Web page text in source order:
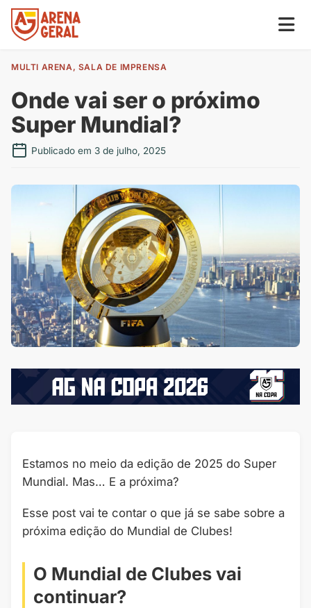
MULTI ARENA , SALA DE IMPRENSA
Onde vai ser o próximo
Super Mundial?
Publicado em 3 de julho, 2025
Estamos no meio da edição de 2025 do Super
Mundial. Mas… E a próxima?
Esse post vai te contar o que já se sabe sobre a
próxima edição do Mundial de Clubes!
O Mundial de Clubes vai
continuar?